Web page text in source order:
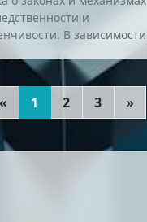
и
В зависимости
генетику
животных, м…
« 1 2 3 »